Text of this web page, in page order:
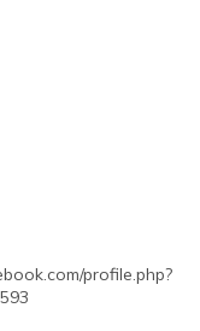
profile.php?